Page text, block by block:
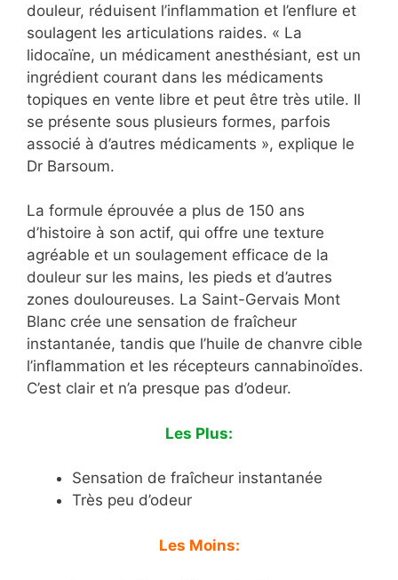
douleur, réduisent l’inflammation et l’enflure et
soulagent les articulations raides. « La
lidocaïne, un médicament anesthésiant, est un
ingrédient courant dans les médicaments
topiques en vente libre et peut être très utile. Il
se présente sous plusieurs formes, parfois
associé à d’autres médicaments », explique le
Dr Barsoum.
La formule éprouvée a plus de 150 ans
d’histoire à son actif, qui offre une texture
agréable et un soulagement efficace de la
douleur sur les mains, les pieds et d’autres
zones douloureuses. La Saint-Gervais Mont
Blanc crée une sensation de fraîcheur
instantanée, tandis que l’huile de chanvre cible
l’inflammation et les récepteurs cannabinoïdes.
C’est clair et n’a presque pas d’odeur.
Les Plus:
Sensation de fraîcheur instantanée
Très peu d’odeur
Les Moins: